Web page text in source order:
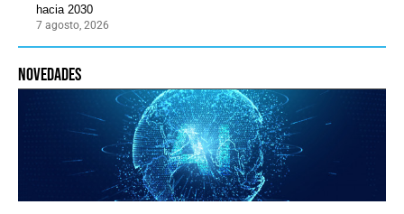
hacia 2030
7 agosto, 2026
novedades